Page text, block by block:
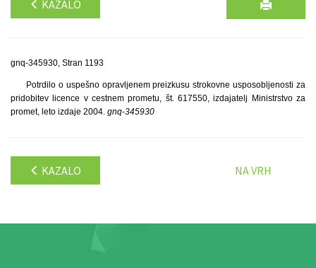
KAZALO
gnq-345930, Stran 1193
Potrdilo o uspešno opravljenem preizkusu strokovne usposobljenosti za
pridobitev licence v cestnem prometu, št. 617550, izdajatelj Ministrstvo za
promet, leto izdaje 2004. gnq-345930
KAZALO NA VRH